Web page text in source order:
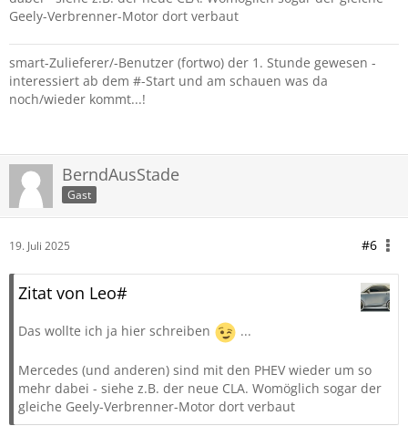
Geely-Verbrenner-Motor dort verbaut
smart-Zulieferer/-Benutzer (fortwo) der 1. Stunde gewesen -
interessiert ab dem #-Start und am schauen was da
noch/wieder kommt...!
BerndAusStade
Gast
19. Juli 2025 #6
Zitat von Leo#
Das wollte ich ja hier schreiben ...
Mercedes (und anderen) sind mit den PHEV wieder um so
mehr dabei - siehe z.B. der neue CLA. Womöglich sogar der
gleiche Geely-Verbrenner-Motor dort verbaut